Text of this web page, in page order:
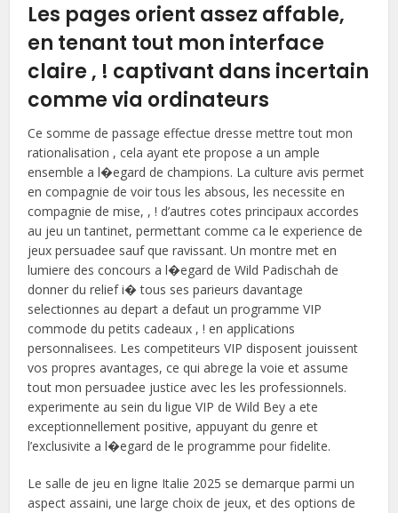
Les pages orient assez affable,
en tenant tout mon interface
claire , ! captivant dans incertain
comme via ordinateurs
Ce somme de passage effectue dresse mettre tout mon
rationalisation , cela ayant ete propose a un ample
ensemble a l�egard de champions. La culture avis permet
en compagnie de voir tous les absous, les necessite en
compagnie de mise, , ! d’autres cotes principaux accordes
au jeu un tantinet, permettant comme ca le experience de
jeux persuadee sauf que ravissant. Un montre met en
lumiere des concours a l�egard de Wild Padischah de
donner du relief i� tous ses parieurs davantage
selectionnes au depart a defaut un programme VIP
commode du petits cadeaux , ! en applications
personnalisees. Les competiteurs VIP disposent jouissent
vos propres avantages, ce qui abrege la voie et assume
tout mon persuadee justice avec les les professionnels.
experimente au sein du ligue VIP de Wild Bey a ete
exceptionnellement positive, appuyant du genre et
l’exclusivite a l�egard de le programme pour fidelite.
Le salle de jeu en ligne Italie 2025 se demarque parmi un
aspect assaini, une large choix de jeux, et des options de